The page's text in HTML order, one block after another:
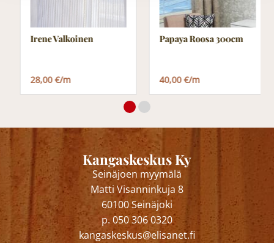
Irene Valkoinen
28,00 €/m
Papaya Roosa 300cm
40,00 €/m
Kangaskeskus Ky
Seinäjoen myymälä
Matti Visanninkuja 8
60100 Seinäjoki
p. 050 306 0320
kangaskeskus@elisanet.fi